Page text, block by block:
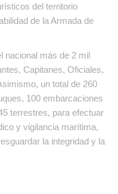
del territorio
de la Armada de
nacional más de 2 mil
Capitanes, Oficiales,
un total de 260
100 embarcaciones
terrestres, para efectuar
y vigilancia marítima,
la integridad y la